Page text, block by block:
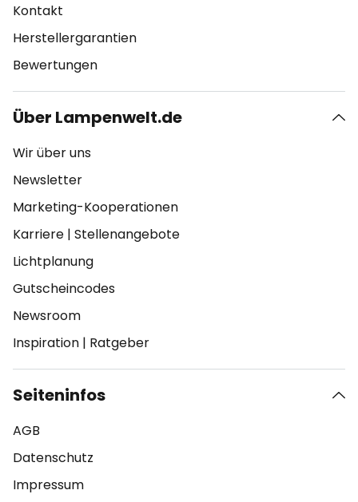
Kontakt
Herstellergarantien
Bewertungen
Über Lampenwelt.de
Wir über uns
Newsletter
Marketing-Kooperationen
Karriere | Stellenangebote
Lichtplanung
Gutscheincodes
Newsroom
Inspiration | Ratgeber
Seiteninfos
AGB
Datenschutz
Impressum